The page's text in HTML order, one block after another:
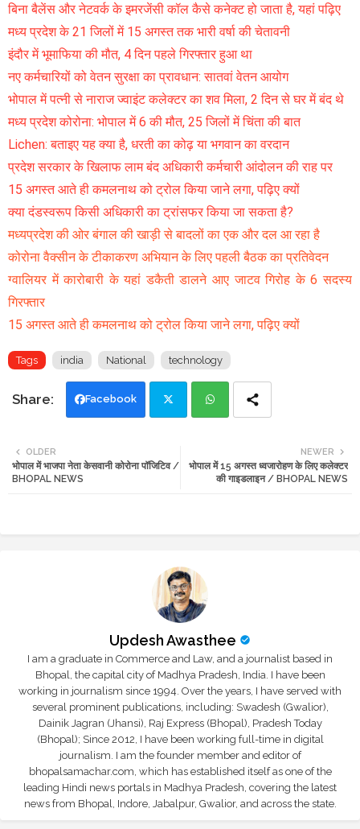
बिना बैलेंस और नेटवर्क के इमरजेंसी कॉल कैसे कनेक्ट हो जाता है, यहां पढ़िए
मध्य प्रदेश के 21 जिलों में 15 अगस्त तक भारी वर्षा की चेतावनी
इंदौर में भूमाफिया की मौत, 4 दिन पहले गिरफ्तार हुआ था
नए कर्मचारियों को वेतन सुरक्षा का प्रावधान: सातवां वेतन आयोग
भोपाल में पत्नी से नाराज ज्वाइंट कलेक्टर का शव मिला, 2 दिन से घर में बंद थे
मध्य प्रदेश कोरोना: भोपाल में 6 की मौत, 25 जिलों में चिंता की बात
Lichen: बताइए यह क्या है, धरती का कोढ़ या भगवान का वरदान
प्रदेश सरकार के खिलाफ लाम बंद अधिकारी कर्मचारी आंदोलन की राह पर
15 अगस्त आते ही कमलनाथ को ट्रोल किया जाने लगा, पढ़िए क्यों
क्या दंडस्वरूप किसी अधिकारी का ट्रांसफर किया जा सकता है?
मध्यप्रदेश की ओर बंगाल की खाड़ी से बादलों का एक और दल आ रहा है
कोरोना वैक्सीन के टीकाकरण अभियान के लिए पहली बैठक का प्रतिवेदन
ग्वालियर में कारोबारी के यहां डकैती डालने आए जाटव गिरोह के 6 सदस्य
गिरफ्तार
15 अगस्त आते ही कमलनाथ को ट्रोल किया जाने लगा, पढ़िए क्यों
Tags india National technology
Facebook
tte ats
NEWER
भोपाल में 15 अगस्त ध्वजारोहण के लिए कलेक्टर
की गाइडलाइन / BHOPAL NEWS
OLDER
भोपाल में भाजपा नेता केसवानी कोरोना पॉजिटिव /
BHOPAL NEWS
Updesh Awasthee
I am a graduate in Commerce and Law, and a journalist based in
Bhopal, the capital city of Madhya Pradesh, India. I have been
working in journalism since 1994. Over the years, I have served with
several prominent publications, including: Swadesh (Gwalior),
Dainik Jagran (Jhansi), Raj Express (Bhopal), Pradesh Today
(Bhopal); Since 2012, I have been working full-time in digital
journalism. I am the founder member and editor of
bhopalsamachar.com, which has established itself as one of the
leading Hindi news portals in Madhya Pradesh, covering the latest
news from Bhopal, Indore, Jabalpur, Gwalior, and across the state.